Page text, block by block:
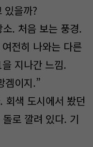
있을까?
. 처음 보는 풍경.
전히 나와는 다른
지나간 느낌.
겜이지.”
회색 도시에서 봤던
로 깔려 있다. 기